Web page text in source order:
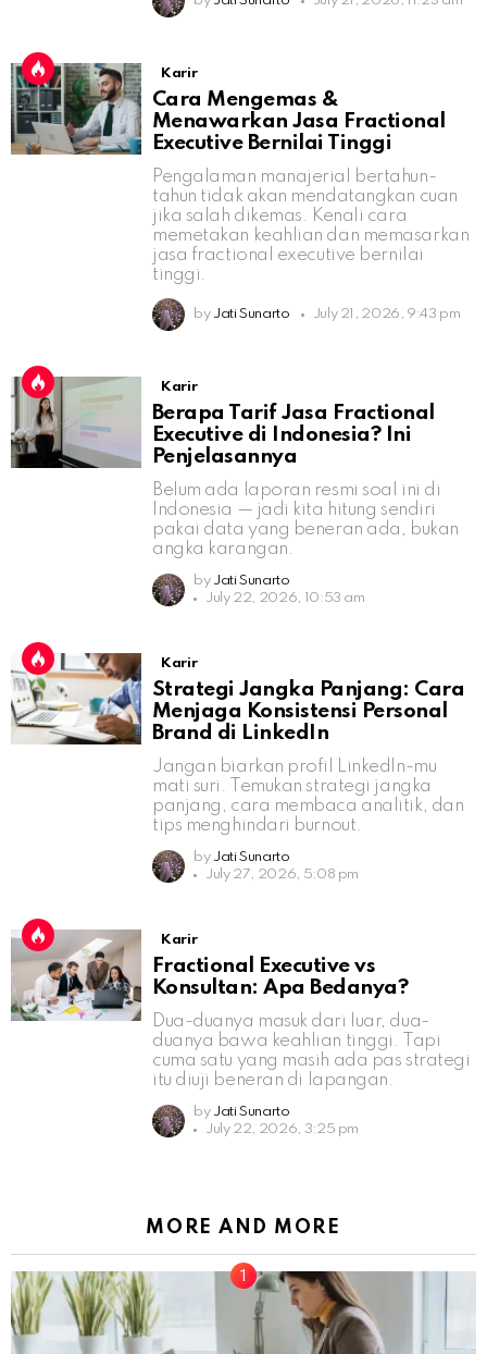
Karir
Cara Mengemas &
Menawarkan Jasa Fractional
Executive Bernilai Tinggi
Pengalaman manajerial bertahun-
tahun tidak akan mendatangkan cuan
jika salah dikemas. Kenali cara
memetakan keahlian dan memasarkan
jasa fractional executive bernilai
tinggi.
by Jati Sunarto July 21, 2026, 9:43 pm
Karir
Berapa Tarif Jasa Fractional
Executive di Indonesia? Ini
Penjelasannya
Belum ada laporan resmi soal ini di
Indonesia — jadi kita hitung sendiri
pakai data yang beneran ada, bukan
angka karangan.
by Jati Sunarto
July 22, 2026, 10:53 am
Karir
Strategi Jangka Panjang: Cara
Menjaga Konsistensi Personal
Brand di LinkedIn
Jangan biarkan profil LinkedIn-mu
mati suri. Temukan strategi jangka
panjang, cara membaca analitik, dan
tips menghindari burnout.
by Jati Sunarto
July 27, 2026, 5:08 pm
Karir
Fractional Executive vs
Konsultan: Apa Bedanya?
Dua-duanya masuk dari luar, dua-
duanya bawa keahlian tinggi. Tapi
cuma satu yang masih ada pas strategi
itu diuji beneran di lapangan.
by Jati Sunarto
July 22, 2026, 3:25 pm
MORE AND MORE